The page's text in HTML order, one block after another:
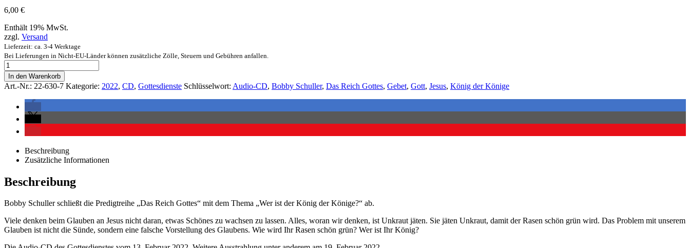
6,00 €
Enthält 19% MwSt.
zzgl. Versand
Lieferzeit: ca. 3-4 Werktage
Bei Lieferungen in Nicht-EU-Länder können zusätzliche Zölle, Steuern und Gebühren anfallen.
In den Warenkorb
Art.-Nr.: 22-630-7 Kategorie: 2022, CD, Gottesdienste Schlüsselwort: Audio-CD, Bobby Schuller, Das Reich Gottes, Gebet, Gott, Jesus, König der Könige
Beschreibung
Zusätzliche Informationen
Beschreibung
Bobby Schuller schließt die Predigtreihe „Das Reich Gottes“ mit dem Thema „Wer ist der König der Könige?“ ab.
Viele denken beim Glauben an Jesus nicht daran, etwas Schönes zu wachsen zu lassen. Alles, woran wir denken, ist Unkraut jäten. Sie jäten Unkraut, damit der Rasen schön grün wird. Das Problem mit unserem
Glauben ist nicht die Sünde, sondern eine falsche Vorstellung des Glaubens. Wie wird Ihr Rasen schön grün? Wer ist Ihr König?